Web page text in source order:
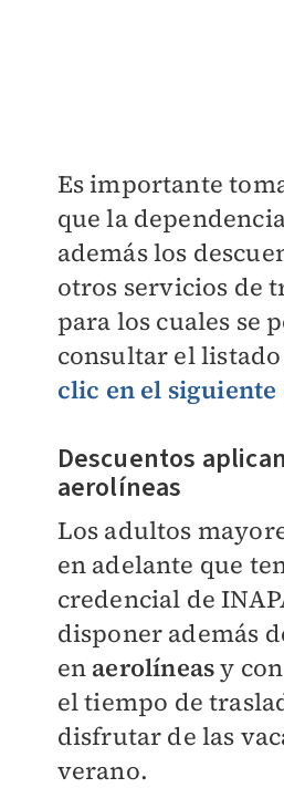
Es importante
que la
además los
otros servicios de
para los cuales se
consultar el
clic en el siguiente
Descuentos
aerolíneas
Los adultos
en adelante que
credencial de
disponer además
en aerolíneasy
el tiempo de
disfrutar de las
verano.